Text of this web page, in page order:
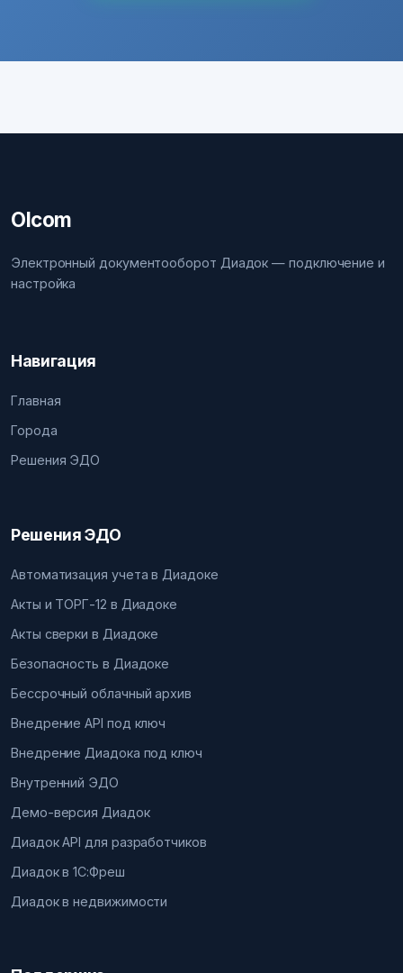
Olcom
Электронный документооборот Диадок — подключение и
настройка
Навигация
Главная
Города
Решения ЭДО
Решения ЭДО
Автоматизация учета в Диадоке
Акты и ТОРГ-12 в Диадоке
Акты сверки в Диадоке
Безопасность в Диадоке
Бессрочный облачный архив
Внедрение API под ключ
Внедрение Диадока под ключ
Внутренний ЭДО
Демо-версия Диадок
Диадок API для разработчиков
Диадок в 1С:Фреш
Диадок в недвижимости